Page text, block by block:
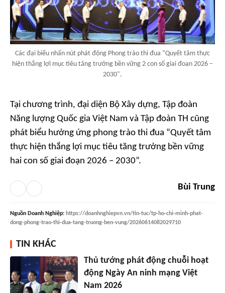
Các đại biểu nhấn nút phát động Phong trào thi đua “Quyết tâm thực
hiện thắng lợi mục tiêu tăng trưởng bền vững 2 con số giai đoạn 2026 –
2030".
Tại chương trình, đại diện Bộ Xây dựng, Tập đoàn
Năng lượng Quốc gia Việt Nam và Tập đoàn TH cũng
phát biểu hưởng ứng phong trào thi đua “Quyết tâm
thực hiện thắng lợi mục tiêu tăng trưởng bền vững
hai con số giai đoạn 2026 – 2030”.
Bùi Trung
Nguồn Doanh Nghiệp: https://doanhnghiepvn.vn/tin-tuc/tp-ho-chi-minh-phat-
dong-phong-trao-thi-dua-tang-truong-ben-vung/20260614082029710
TIN KHÁC
Thủ tướng phát động chuỗi hoạt
động Ngày An ninh mạng Việt
Nam 2026